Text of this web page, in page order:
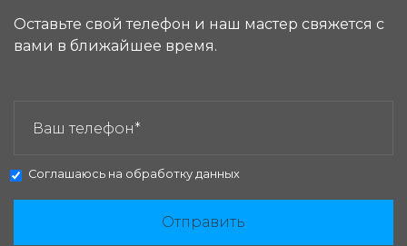
Оставьте свой телефон и наш мастер свяжется с
вами в ближайшее время.
Соглашаюсь на обработку данных
Отправить